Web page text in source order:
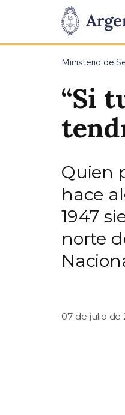
Presidencia
de
Pasar al contenido
Ministerio de
“Si
Quien
hace
1947
norte
07 de julio de